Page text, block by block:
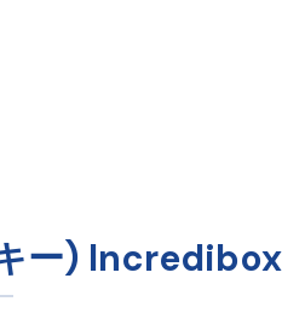
ー) Incredibox